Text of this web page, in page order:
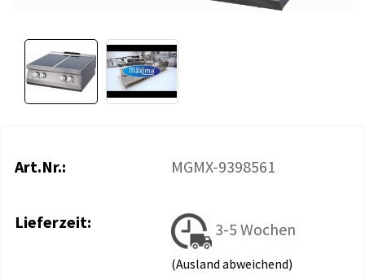
Art.Nr.: MGMX-9398561
Lieferzeit: 3-5 Wochen
(Ausland abweichend)